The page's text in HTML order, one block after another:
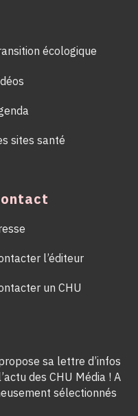
écologique
sites santé
l’éditeur
un CHU
sa lettre d’infos
des CHU Média ! A
sélectionnés